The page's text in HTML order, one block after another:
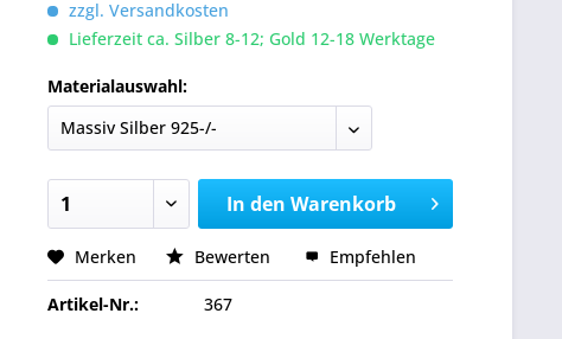
zzgl. Versandkosten
Lieferzeit ca. Silber 8-12; Gold 12-18 Werktage
Materialauswahl:
In den Warenkorb
Merken Bewerten Empfehlen
Artikel-Nr.: 367